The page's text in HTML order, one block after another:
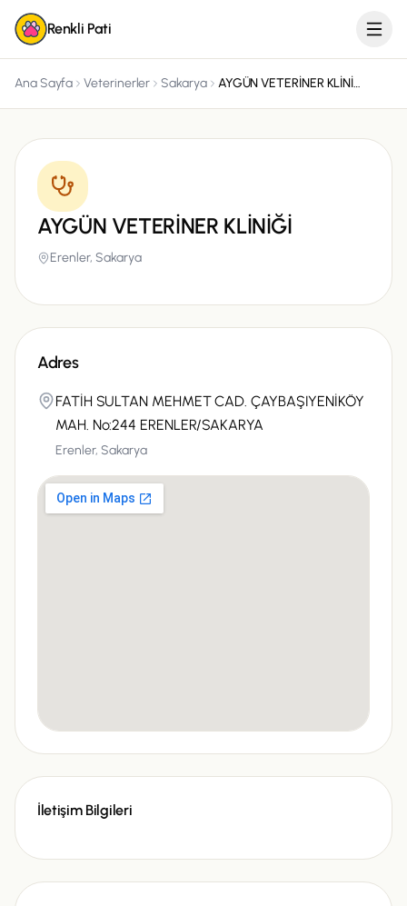
Renkli Pati
Ana Sayfa Veterinerler Sakarya AYGÜN VETERİNER KLİNİĞİ
AYGÜN VETERİNER KLİNİĞİ
Erenler,Sakarya
Adres
FATİH SULTAN MEHMET CAD. ÇAYBAŞIYENİKÖY
MAH. No:244 ERENLER/SAKARYA
Erenler,Sakarya
İletişim Bilgileri